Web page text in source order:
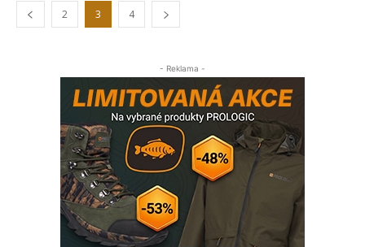
2 3 4
- Reklama -